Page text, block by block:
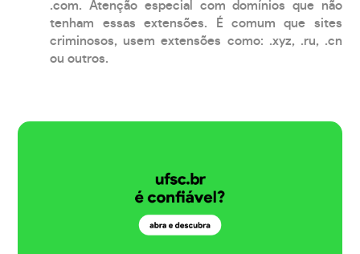
.com. Atenção especial com domínios que não
tenham essas extensões. É comum que sites
criminosos, usem extensões como: .xyz, .ru, .cn
ou outros.